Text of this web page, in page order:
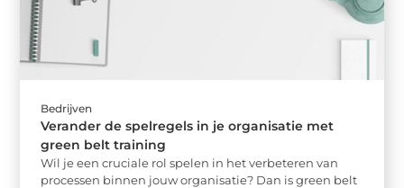
Bedrijven
Verander de spelregels in je organisatie met
green belt training
Wil je een cruciale rol spelen in het verbeteren van
processen binnen jouw organisatie? Dan is green belt